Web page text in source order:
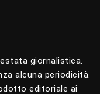
giornalistica.
alcuna periodicità.
editoriale ai